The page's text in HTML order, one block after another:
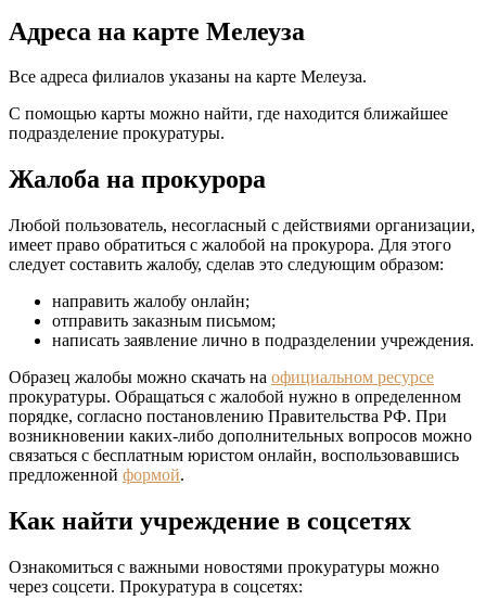
Адреса на карте Мелеуза
Все адреса филиалов указаны на карте Мелеуза.
С помощью карты можно найти, где находится ближайшее
подразделение прокуратуры.
Жалоба на прокурора
Любой пользователь, несогласный с действиями организации,
имеет право обратиться с жалобой на прокурора. Для этого
следует составить жалобу, сделав это следующим образом:
направить жалобу онлайн;
отправить заказным письмом;
написать заявление лично в подразделении учреждения.
Образец жалобы можно скачать на официальном ресурсе
прокуратуры. Обращаться с жалобой нужно в определенном
порядке, согласно постановлению Правительства РФ. При
возникновении каких-либо дополнительных вопросов можно
связаться с бесплатным юристом онлайн, воспользовавшись
предложенной формой.
Как найти учреждение в соцсетях
Ознакомиться с важными новостями прокуратуры можно
через соцсети. Прокуратура в соцсетях: